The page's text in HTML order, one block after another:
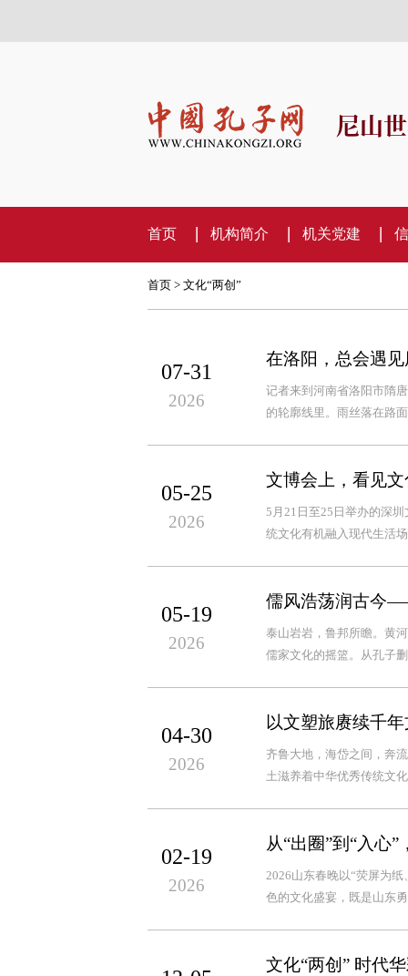
尼山
首页 机构简介 机关党建
首页> 文化“两创”
07-31
2026
在洛阳，总会遇
记者来到河南省洛阳市隋
的轮廓线里。雨丝落在路
05-25
2026
文博会上，看见
5月21日至25日举办的深
统文化有机融入现代生活
05-19
2026
儒风浩荡润古今
泰山岩岩，鲁邦所瞻。黄
儒家文化的摇篮。从孔子
04-30
2026
以文塑旅赓续千
齐鲁大地，海岱之间，奔
土滋养着中华优秀传统文
02-19
2026
从“出圈”到“入心
2026山东春晚以“荧屏为
色的文化盛宴，既是山东
文化“两创” 时代